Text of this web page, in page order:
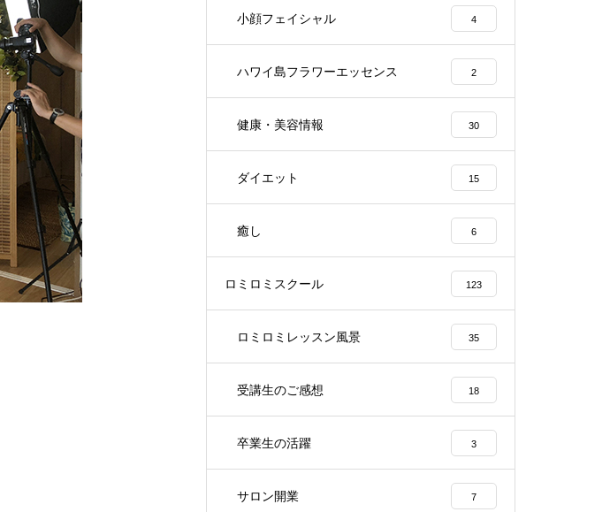
小顔フェイシャル 4
ハワイ島フラワーエッセンス 2
健康・美容情報 30
ダイエット 15
癒し 6
ロミロミスクール 123
ロミロミレッスン風景 35
受講生のご感想 18
卒業生の活躍 3
サロン開業 7